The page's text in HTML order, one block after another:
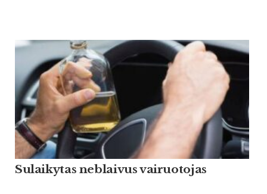
Sulaikytas neblaivus vairuotojas